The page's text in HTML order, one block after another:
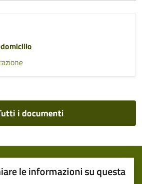
i documenti
le informazioni su questa